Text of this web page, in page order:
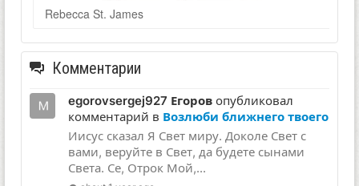
Rebecca St. James
Комментарии
egorovsergej927 Егоров опубликовал
комментарий в Возлюби ближнего твоего
Иисус сказал Я Свет миру. Доколе Свет с
вами, веруйте в Свет, да будете сынами
Света. Се, Отрок Мой,...